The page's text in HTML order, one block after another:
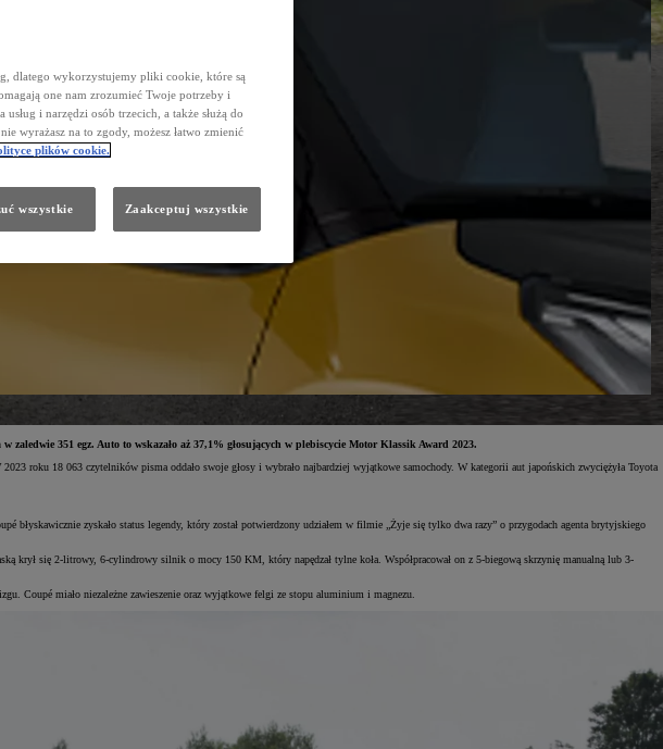
351 egz. Auto to wskazało aż 37,1% głosujących w plebiscycie Motor Klassik Award 2023.
roku 18 063 czytelników pisma oddało swoje głosy i wybrało najbardziej wyjątkowe samochody. W kategorii aut japońskich zwyciężyła Toyota
błyskawicznie zyskało status legendy, który został potwierdzony udziałem w filmie „Żyje się tylko dwa razy” o przygodach agenta brytyjskiego
krył się 2-litrowy, 6-cylindrowy silnik o mocy 150 KM, który napędzał tylne koła. Współpracował on z 5-biegową skrzynię manualną lub 3-
Coupé miało niezależne zawieszenie oraz wyjątkowe felgi ze stopu aluminium i magnezu.
dlatego wykorzystujemy pliki cookie, które są
one nam zrozumieć Twoje potrzeby i
i narzędzi osób trzecich, a także służą do
wyrażasz na to zgody, możesz łatwo zmienić
plików cookie.
wszystkie Zaakceptuj wszystkie